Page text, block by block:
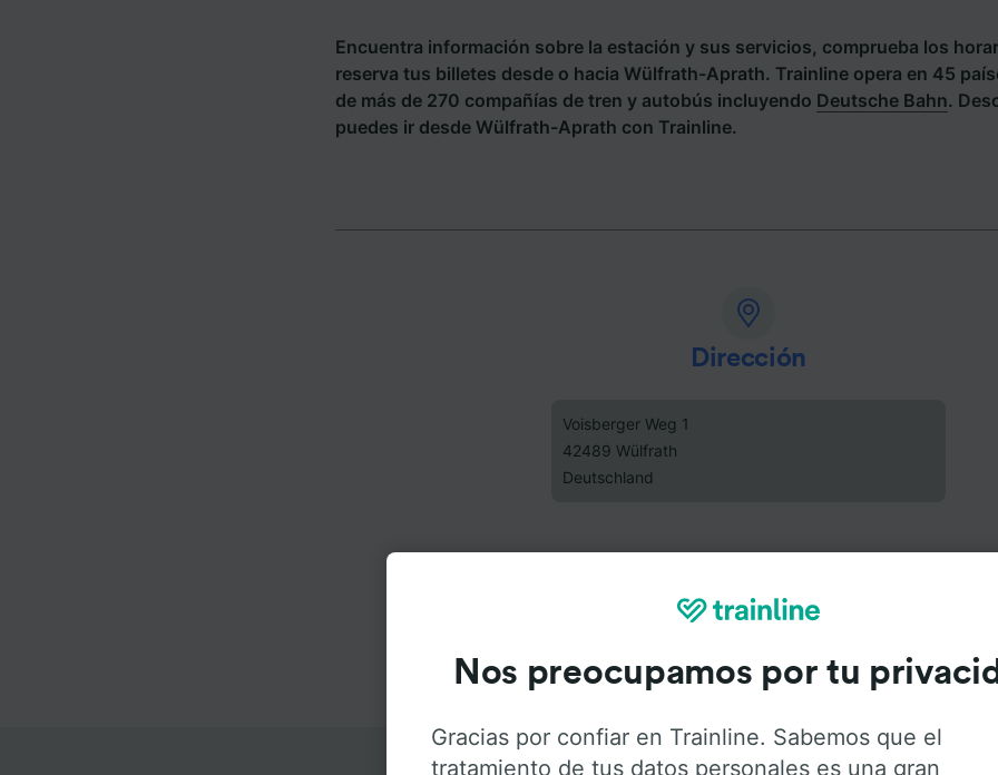
Encuentra información sobre la estación y sus servicios, comprueba los
reserva tus billetes desde o hacia Wülfrath-Aprath. Trainline opera en 45
de más de 270 compañías de tren y autobús incluyendo Deutsche Bahn.
puedes ir desde Wülfrath-Aprath con Trainline.
Dirección
Voisberger Weg 1
42489 Wülfrath
Deutschland
Nos preocupamos por tu
Gracias por confiar en Trainline. Sabemos que el
tratamiento de tus datos personales es una gran